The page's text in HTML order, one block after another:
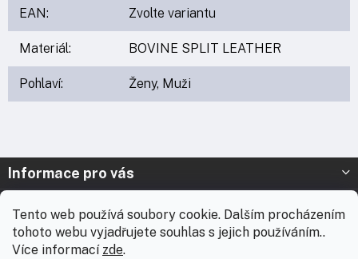
Tento web používá soubory cookie. Dalším procházením
tohoto webu vyjadřujete souhlas s jejich používáním..
Více informací zde.
EAN: Zvolte variantu
Materiál: BOVINE SPLIT LEATHER
Pohlaví: Ženy, Muži
Z
p
Informace pro vás
Prodejna Nymburk
Prodejna Solnice